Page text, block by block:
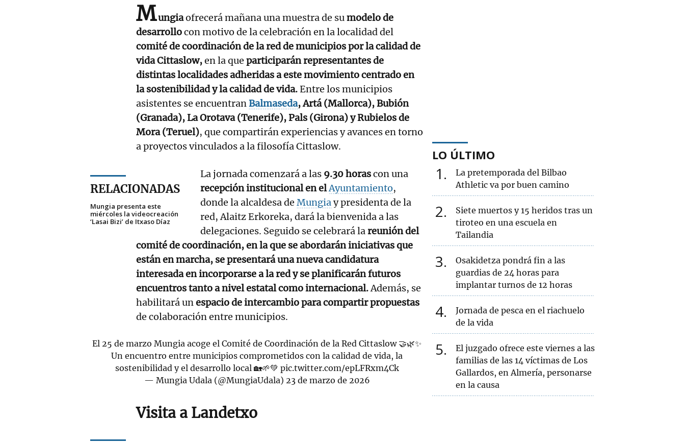
Mungiaofrecerá mañana una muestra de sumodelo de
desarrollocon motivo de la celebración en la localidad del
comité de coordinación de la red de municipios por la calidad de
vida Cittaslow,en la que participarán representantes de
distintas localidades adheridas a este movimiento centrado en
la sostenibilidad y la calidad de vida.Entre los municipios
asistentes se encuentranBalmaseda, Artá (Mallorca), Bubión
(Granada), La Orotava (Tenerife), Pals (Girona) y Rubielos de
Mora (Teruel), que compartirán experiencias y avances en torno
a proyectos vinculados a la filosofía Cittaslow.
RELACIONADAS
Mungia presenta este
miércoles la videocreación
‘Lasai Bizi’ de Itxaso Díaz
La jornada comenzará a las 9.30 horascon una
recepción institucional en elAyuntamiento,
donde la alcaldesa deMungiay presidenta de la
red, Alaitz Erkoreka, dará la bienvenida a las
delegaciones. Seguido se celebrará lareunión del
comité de coordinación, en la que se abordarán iniciativas que
están en marcha, se presentará una nueva candidatura
interesada en incorporarse a la red y se planificarán futuros
encuentros tanto a nivel estatal como internacional.Además, se
habilitará unespacio de intercambio para compartir propuestas
de colaboración entre municipios.
El 25 de marzo Mungia acoge el Comité de Coordinación de la Red Cittaslow 🤝🌿✨
Un encuentro entre municipios comprometidos con la calidad de vida, la
sostenibilidad y el desarrollo local 🏡🌱💚 pic.twitter.com/epLFRxm4Ck
— Mungia Udala (@MungiaUdala) 23 de marzo de 2026
Visita a Landetxo
LO ÚLTIMO
1
La pretemporada del Bilbao
Athletic va por buen camino
2
Siete muertos y 15 heridos tras un
tiroteo en una escuela en
Tailandia
3
Osakidetza pondrá fin a las
guardias de 24 horas para
implantar turnos de 12 horas
4
Jornada de pesca en el riachuelo
de la vida
5
El juzgado ofrece este viernes a las
familias de las 14 víctimas de Los
Gallardos, en Almería, personarse
en la causa